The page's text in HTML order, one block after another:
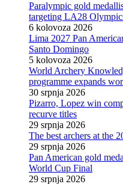
Paralympic gold
targeting LA28
6 kolovoza 2026
Lima 2027 Pan
Santo Domingo
5 kolovoza 2026
World Archery
programme expands
30 srpnja 2026
Pizarro, Lopez win
recurve titles
29 srpnja 2026
The best archers at the
29 srpnja 2026
Pan American gold
World Cup Final
29 srpnja 2026